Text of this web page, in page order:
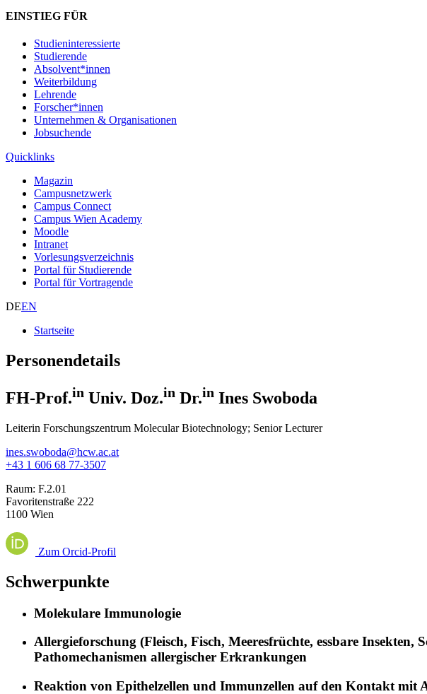
EINSTIEG FÜR
Studieninteressierte
Studierende
Absolvent*innen
Weiterbildung
Lehrende
Forscher*innen
Unternehmen & Organisationen
Jobsuchende
Quicklinks
Magazin
Campusnetzwerk
Campus Connect
Campus Wien Academy
Moodle
Intranet
Vorlesungsverzeichnis
Portal für Studierende
Portal für Vortragende
DEEN
Startseite
Personendetails
FH-Prof.in Univ. Doz.in Dr.in Ines Swoboda
Leiterin Forschungszentrum Molecular Biotechnology; Senior Lecturer
ines.swoboda@hcw.ac.at
+43 1 606 68 77-3507
Raum: F.2.01
Favoritenstraße 222
1100 Wien
Zum Orcid-Profil
Schwerpunkte
Molekulare Immunologie
Allergieforschung (Fleisch, Fisch, Meeresfrüchte, essbare
Pathomechanismen allergischer Erkrankungen
Reaktion von Epithelzellen und Immunzellen auf den Kontakt mit